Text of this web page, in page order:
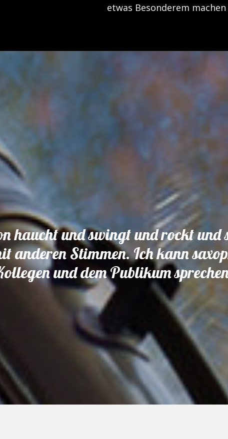
etwas Besonderem
haucht und swingt und rockt und
anderen Stimmen. Ich kann
und dem Publikum